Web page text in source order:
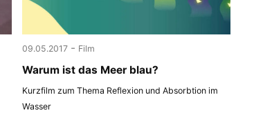
09.05.2017 - Film
Warum ist das Meer blau?
Kurzfilm zum Thema Reflexion und Absorbtion im
Wasser